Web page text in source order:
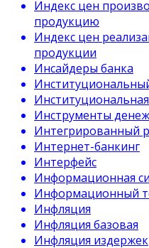
Индекс цен
продукцию
Индекс цен
продукции
Инсайдеры банка
Инструменты
Интегрированный
Интернет-банкинг
Интерфейс
Информационная
Информационный
Инфляция
Инфляция базовая
Инфляция издержек